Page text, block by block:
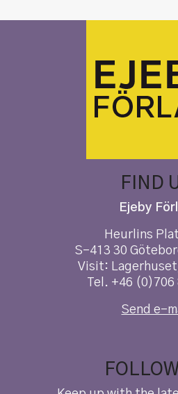
FIND
Ejeby
Heurlins
S-413 30
Visit:
Tel. +46 (0)706
Send e-